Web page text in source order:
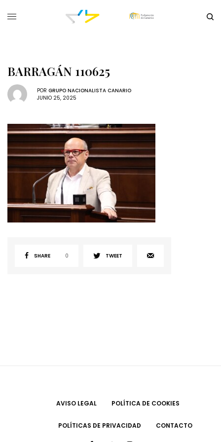
BARRAGÁN 110625
POR GRUPO NACIONALISTA CANARIO
JUNIO 25, 2025
SHARE 0 TWEET
AVISO LEGAL POLÍTICA DE COOKIES
POLÍTICAS DE PRIVACIDAD CONTACTO